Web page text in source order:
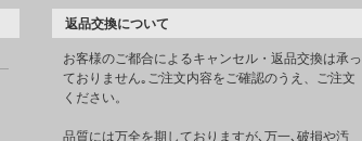
返品交換について
お客様のご都合によるキャンセル・返品交換は承っ
ておりません｡ご注文内容をご確認のうえ、ご注文
ください。
品質には万全を期しておりますが､万一､破損や汚